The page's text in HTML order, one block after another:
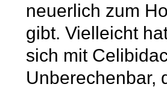
neuerlich zum
gibt. Vielleicht
sich mit
Unberechenbar,